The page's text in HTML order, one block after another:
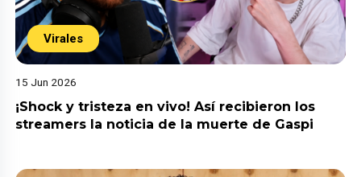
Virales
15 Jun 2026
¡Shock y tristeza en vivo! Así recibieron los
streamers la noticia de la muerte de Gaspi